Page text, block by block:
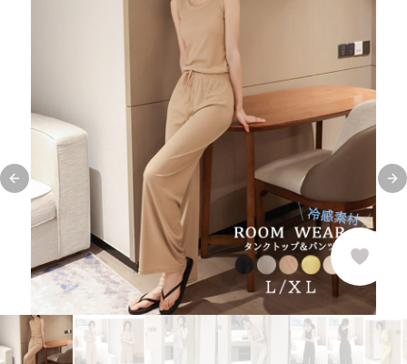
Previous slide